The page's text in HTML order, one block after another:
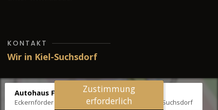
KONTAKT
Wir in Kiel-Suchsdorf
Autohaus Fräter
Eckernförder Str. /Klausbrooker Weg 1, 24107 Kiel-Suchsdorf
Zustimmung
erforderlich